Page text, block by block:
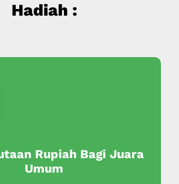
Hadiah :
Rupiah Bagi Juara
Umum